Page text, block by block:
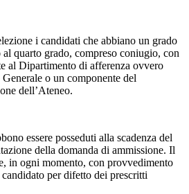
i candidati che abbiano un grado
quarto grado, compreso coniugio, con
al Dipartimento di afferenza ovvero
o un componente del
dell’Ateneo.
essere posseduti alla scadenza del
della domanda di ammissione. Il
in ogni momento, con provvedimento
per difetto dei prescritti